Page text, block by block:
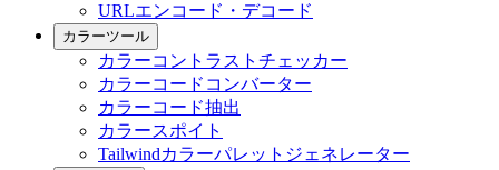
URLエンコード・デコード
カラーツール
カラーコントラストチェッカー
カラーコードコンバーター
カラーコード抽出
カラースポイト
Tailwindカラーパレットジェネレーター